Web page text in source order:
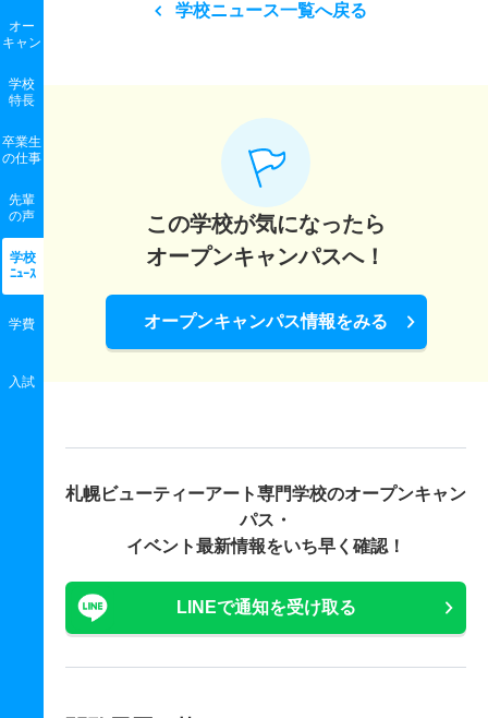
オー
キャン
学校
特長
卒業生
の仕事
先輩
の声
学校
ﾆｭｰｽ
学費
入試
学校ニュース一覧へ戻る
この学校が気になったら
オープンキャンパスへ！
オープンキャンパス情報をみる
札幌ビューティーアート専門学校のオープンキャン
パス・
イベント最新情報をいち早く確認！
LINEで通知を受け取る